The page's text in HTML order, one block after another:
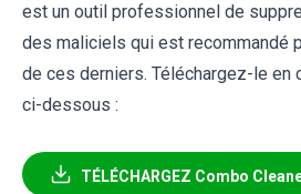
est un outil professionnel de
des maliciels qui est recommandé
de ces derniers. Téléchargez-le en
ci-dessous :
TÉLÉCHARGEZ Combo